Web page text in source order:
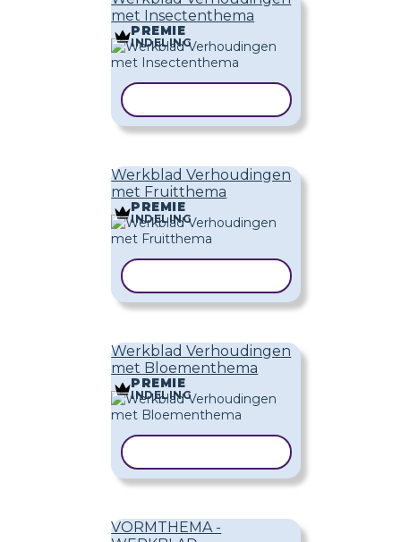
met Insectenthema
PREMIE
INDELING
Werkblad Verhoudingen
met Fruitthema
PREMIE
INDELING
Werkblad Verhoudingen
met Bloementhema
PREMIE
INDELING
VORMTHEMA -